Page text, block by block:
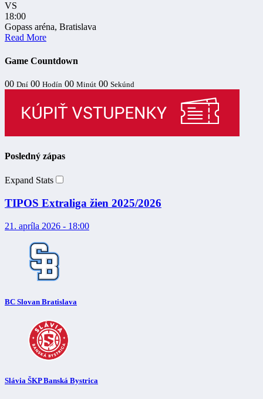
VS
18:00
Gopass aréna, Bratislava
Read More
Game Countdown
00 Dní 00 Hodín 00 Minút 00 Sekúnd
Posledný zápas
Expand Stats
TIPOS Extraliga žien 2025/2026
21. apríla 2026 - 18:00
BC Slovan Bratislava
Slávia ŠKP Banská Bystrica